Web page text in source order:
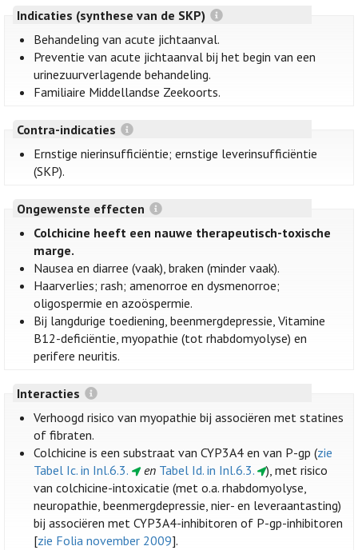
Indicaties (synthese van de SKP)
Behandeling van acute jichtaanval.
Preventie van acute jichtaanval bij het begin van een
urinezuurverlagende behandeling.
Familiaire Middellandse Zeekoorts.
Contra-indicaties
Ernstige nierinsufficiëntie; ernstige leverinsufficiëntie
(SKP).
Ongewenste effecten
Colchicine heeft een nauwe therapeutisch-toxische
marge.
Nausea en diarree (vaak), braken (minder vaak).
Haarverlies; rash; amenorroe en dysmenorroe;
oligospermie en azoöspermie.
Bij langdurige toediening, beenmergdepressie, Vitamine
B12-deficiëntie, myopathie (tot rhabdomyolyse) en
perifere neuritis.
Interacties
Verhoogd risico van myopathie bij associëren met statines
of fibraten.
Colchicine is een substraat van CYP3A4 en van P-gp (zie
Tabel Ic. in Inl.6.3.
en Tabel Id. in Inl.6.3.
), met risico
van colchicine-intoxicatie (met o.a. rhabdomyolyse,
neuropathie, beenmergdepressie, nier- en leveraantasting)
bij associëren met CYP3A4-inhibitoren of P-gp-inhibitoren
[zie Folia november 2009].